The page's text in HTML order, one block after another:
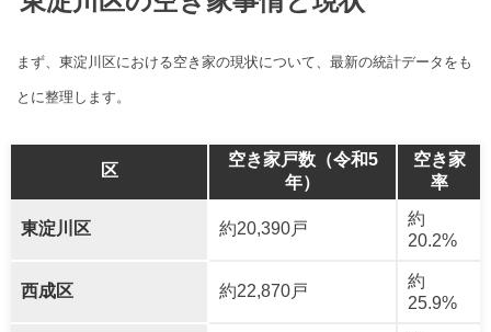
まず、東淀川区における空き家の現状について、最新の統計データをも
とに整理します。
区
空き家戸数（令和5
年）
空き家
率
東淀川区 約20,390戸
約
20.2%
西成区 約22,870戸
約
25.9%